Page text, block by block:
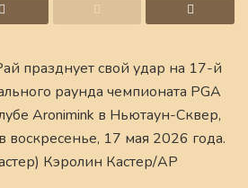
празднует свой удар на 17-й
раунда чемпионата PGA
Aronimink в Ньютаун-Сквер,
воскресенье, 17 мая 2026 года.
Кэролин Кастер/AP